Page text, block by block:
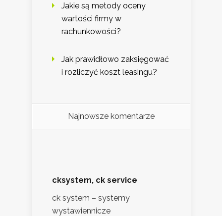
Jakie są metody oceny
wartości firmy w
rachunkowości?
Jak prawidłowo zaksięgować
i rozliczyć koszt leasingu?
Najnowsze komentarze
cksystem, ck service
ck system – systemy
wystawiennicze